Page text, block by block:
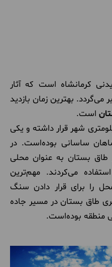
کرمانشاه است که آثار
می‌گردد. بهترین زمان بازدید
است.
در گذشته در 9 کیلومتری شهر قرار داشته و یکی
ساسانی بوده‌است. در
طاق بستان به عنوان محلی
می‌کردند. مهم‌ترین
را برای قرار دادن سنگ
طاق بستان در مسیر جاده
منطقه بوده‌است.